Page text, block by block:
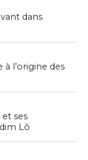
dans
à l’origine des
et ses
Lô